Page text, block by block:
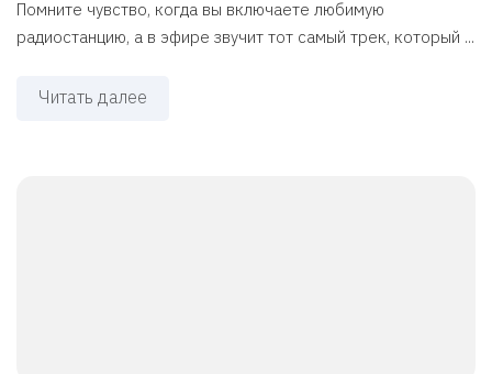
Помните чувство, когда вы включаете любимую
радиостанцию, а в эфире звучит тот самый трек, который ...
Читать далее